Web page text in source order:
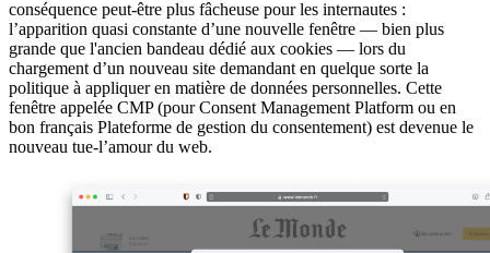
conséquence peut-être plus fâcheuse pour les internautes :
l’apparition quasi constante d’une nouvelle fenêtre — bien plus
grande que l'ancien bandeau dédié aux cookies — lors du
chargement d’un nouveau site demandant en quelque sorte la
politique à appliquer en matière de données personnelles. Cette
fenêtre appelée CMP (pour Consent Management Platform ou en
bon français Plateforme de gestion du consentement) est devenue le
nouveau tue-l’amour du web.